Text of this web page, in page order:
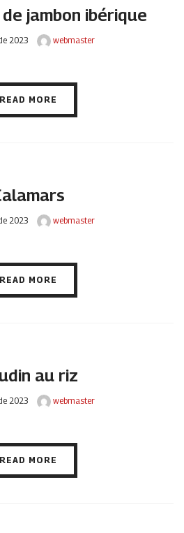
jambon ibérique
2023 webmaster
READ MORE
2023 webmaster
READ MORE
au riz
2023 webmaster
READ MORE